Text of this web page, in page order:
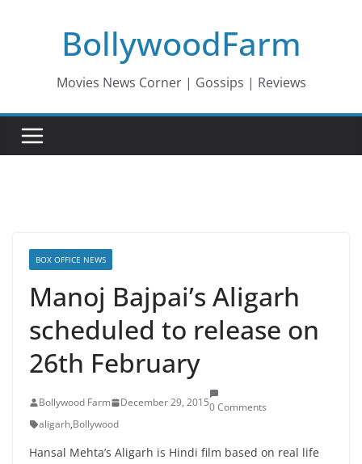
BollywoodFarm
Movies News Corner | Gossips | Reviews
BOX OFFICE NEWS
Manoj Bajpai’s Aligarh
scheduled to release on
26th February
Bollywood Farm December 29, 20150 Comments
aligarh,Bollywood
Hansal Mehta’s Aligarh is Hindi film based on real life